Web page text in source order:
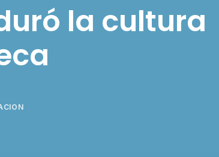
la cultura